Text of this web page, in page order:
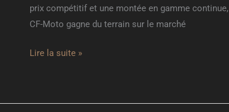
prix compétitif et une montée en gamme continue,
CF-Moto gagne du terrain sur le marché
Lire la suite »